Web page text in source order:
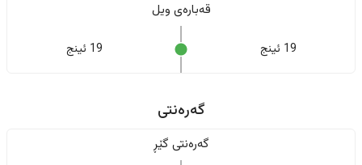
قەبارەی ویل
19 ئینج 19 ئینج
گەرەنتی
گەرەنتی گێڕ